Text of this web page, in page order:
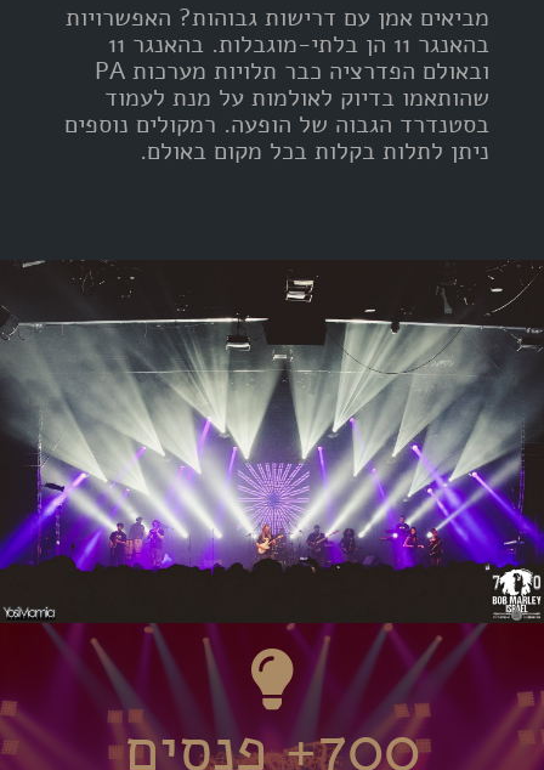
מביאים אמן עם דרישות גבוהות? האפשרויות
בהאנגר 11 הן בלתי-מוגבלות. בהאנגר 11
ובאולם הפדרציה כבר תלויות מערכות PA
שהותאמו בדיוק לאולמות על מנת לעמוד
בסטנדרד הגבוה של הופעה. רמקולים נוספים
ניתן לתלות בקלות בכל מקום באולם.
700+ פנסים